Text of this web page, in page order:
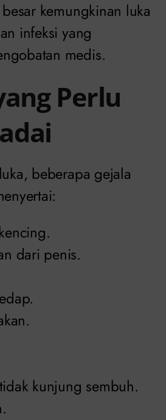
kemungkinan luka
infeksi yang
medis.
Perlu
beberapa gejala
dari penis.
kunjung sembuh.